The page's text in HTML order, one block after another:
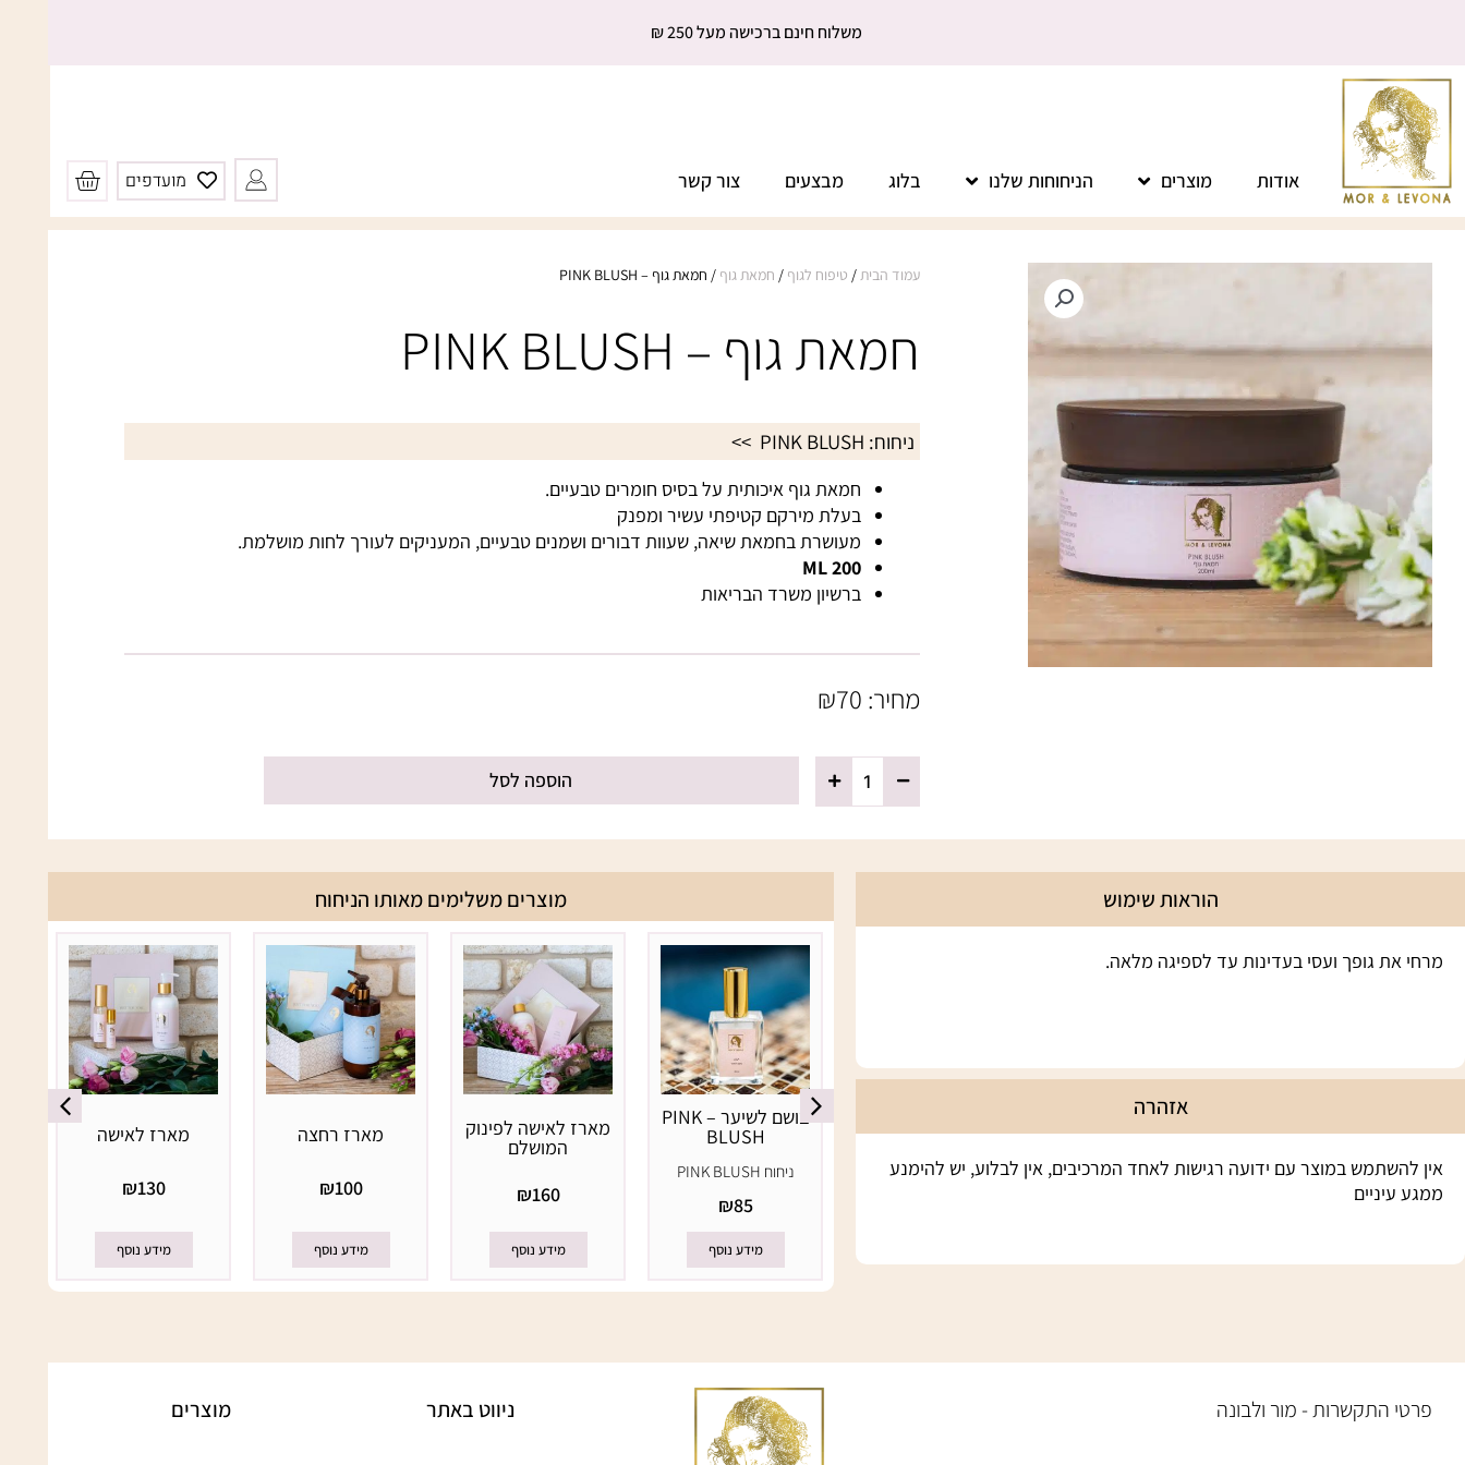
משלוח חינם ברכישה מעל 250 ₪
אודות מוצרים הניחוחות שלנו בלוג מבצעים צור קשר מועדפים עגלת
עמוד הבית/ טיפוח לגוף / חמאת גוף / חמאת גוף – PINK BLUSH
חמאת גוף – PINK BLUSH
ניחוח: PINK BLUSH
>>
חמאת גוף איכותית על בסיס חומרים טבעיים.
בעלת מירקם קטיפתי עשיר ומפנק
מעושרת בחמאת שיאה, שעוות דבורים ושמנים טבעיים, המעניקים לעורך לחות מושלמת.
200 ML
ברשיון משרד הבריאות
מחיר: ₪70
של
גוף
-
BLUSH
הוספה לסל
הוראות שימוש
מרחי את גופך ועסי בעדינות עד לספיגה מלאה.
אזהרה
אין להשתמש במוצר עם ידועה רגישות לאחד המרכיבים, אין לבלוע, יש להימנע
ממגע עיניים
מוצרים משלימים מאותו הניחוח
שמפו – PINK
BLUSH
ניחוחPINK BLUSH
ג'ל רחצה – PINK
ניחוחPINK BLUSH ניחוחPINK BLUSH
בושם לשיער – PINK
BLUSH
ניחוח PINK BLUSH
₪85
מידע נוסף
מארז לאישה לפינוק
המושלם
₪160
מידע נוסף
מארז רחצה
₪100
מידע נוסף
מארז לאישה
₪130
מידע נוסף
פרטי התקשרות - מור ולבונה ניווט באתר מוצרים